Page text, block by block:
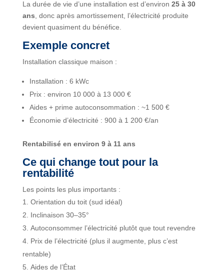
La durée de vie d’une installation est d’environ 25 à 30
ans , donc après amortissement, l’électricité produite
devient quasiment du bénéfice.
Exemple concret
Installation classique maison :
Installation : 6 kWc
Prix : environ 10 000 à 13 000 €
Aides + prime autoconsommation : ~1 500 €
Économie d’électricité : 900 à 1 200 €/an
Rentabilisé en environ 9 à 11 ans
Ce qui change tout pour la
rentabilité
Les points les plus importants :
Orientation du toit (sud idéal)
Inclinaison 30–35°
Autoconsommer l’électricité plutôt que tout revendre
Prix de l’électricité (plus il augmente, plus c’est
rentable)
Aides de l’État